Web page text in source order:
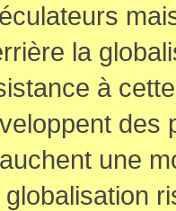
la
à
des
une
globalisation